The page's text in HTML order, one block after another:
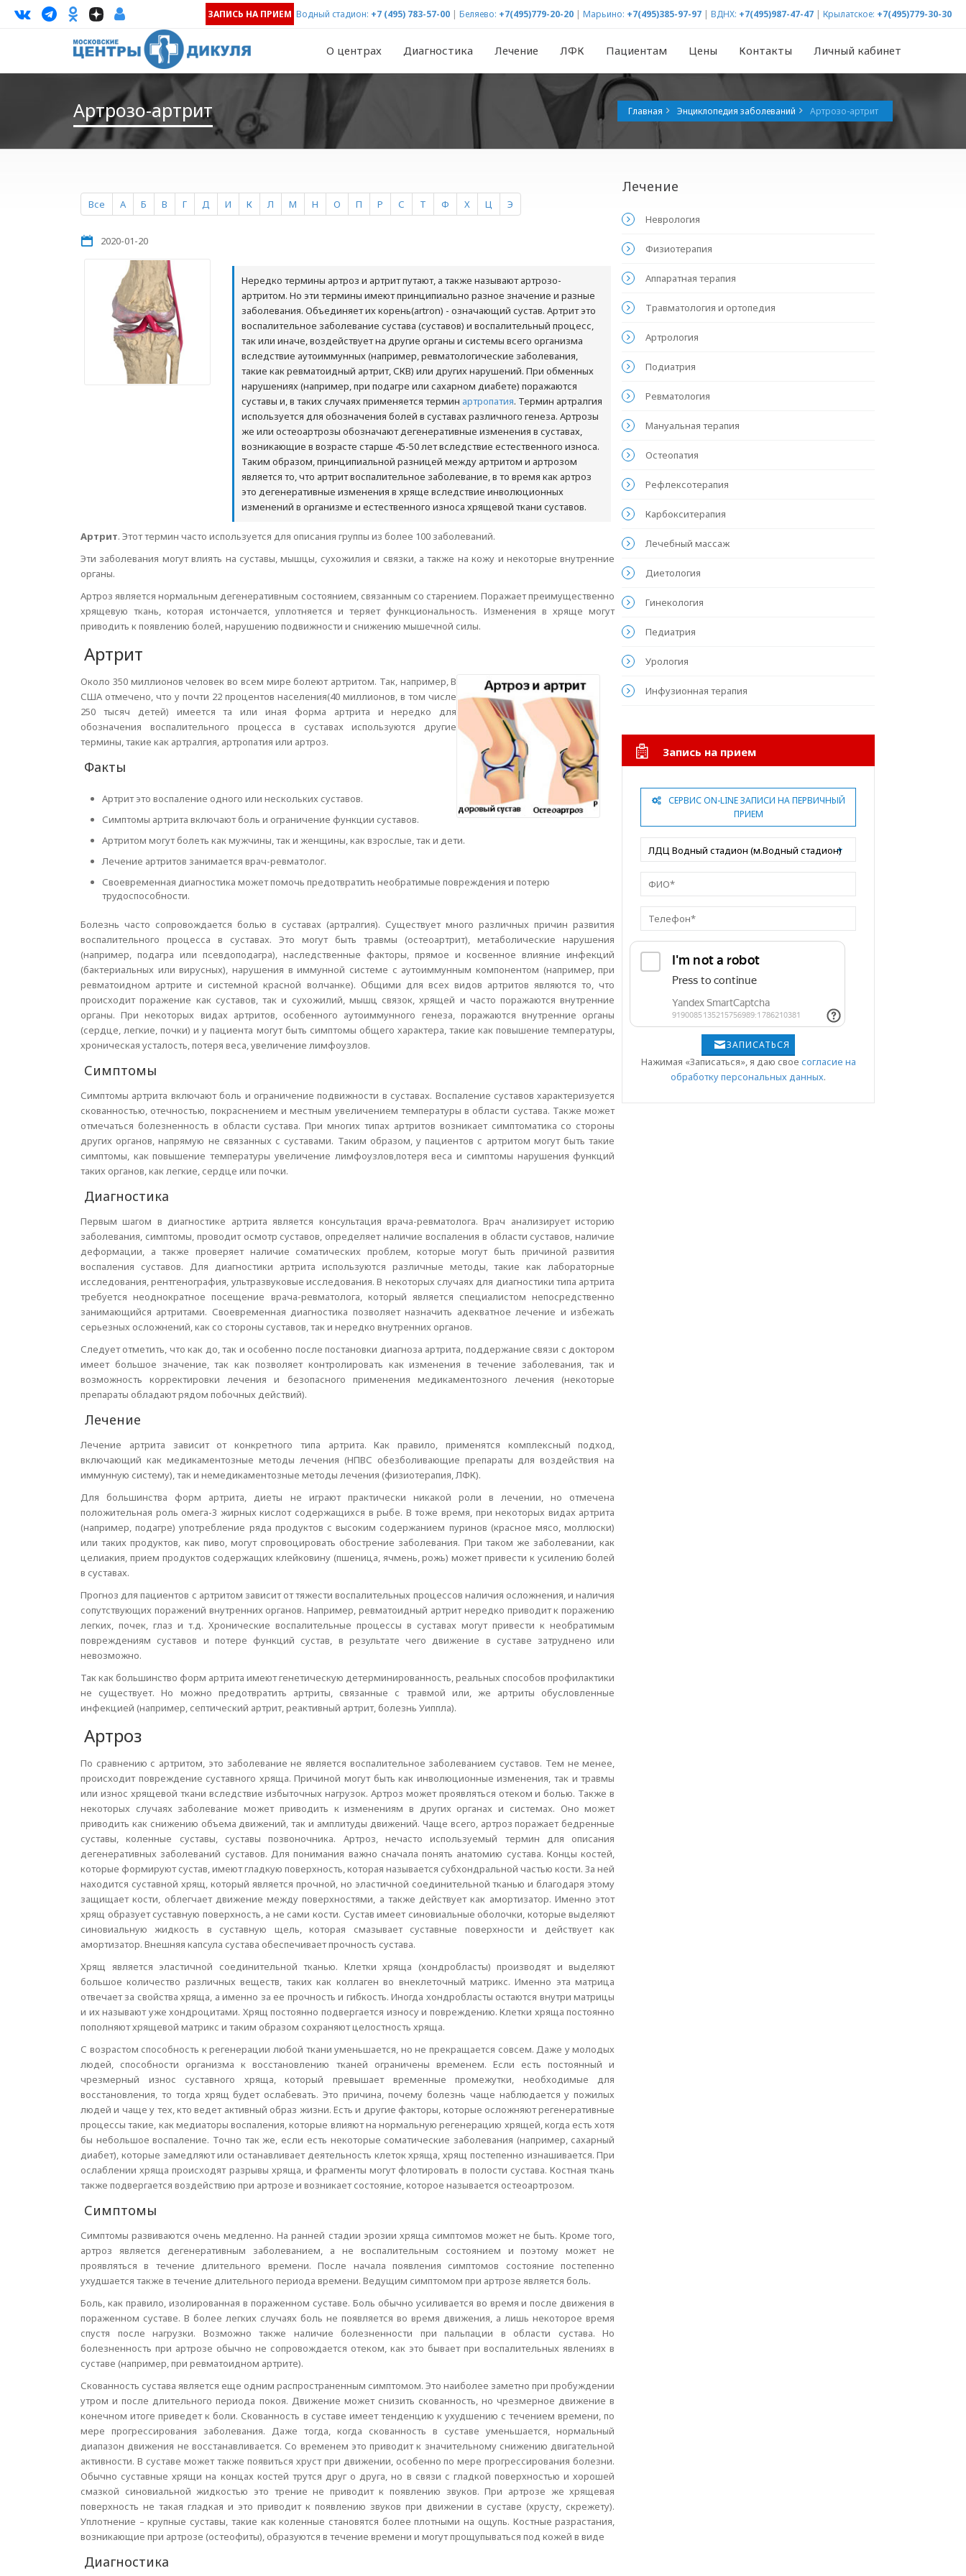
ЗАПИСЬ НА ПРИЕМ Водный стадион: +7 (495) 783-57-00 | Беляево: +7(495)779-20-20 | Марьино: +7(495)385-97-97 | ВДНХ: +7(495)987-47-47 | Крылатское: +7(495)779-30-30
О центрах Диагностика Лечение ЛФК Пациентам Цены Контакты Личный кабинет
Артрозо-артрит Главная Энциклопедия заболеваний Артрозо-артрит
Все А Б В Г Д И К Л М Н О П Р С Т Ф Х Ц Э
2020-01-20
Нередко термины артроз и артрит путают, а также называют артрозо-
артритом. Но эти термины имеют принципиально разное значение и разные
заболевания. Объединяет их корень(artron) - означающий сустав. Артрит это
воспалительное заболевание сустава (суставов) и воспалительный процесс,
так или иначе, воздействует на другие органы и системы всего организма
вследствие аутоиммунных (например, ревматологические заболевания,
такие как ревматоидный артрит, СКВ) или других нарушений. При обменных
нарушениях (например, при подагре или сахарном диабете) поражаются
суставы и, в таких случаях применяется термин артропатия. Термин артралгия
используется для обозначения болей в суставах различного генеза. Артрозы
же или остеоартрозы обозначают дегенеративные изменения в суставах,
возникающие в возрасте старше 45-50 лет вследствие естественного износа.
Таким образом, принципиальной разницей между артритом и артрозом
является то, что артрит воспалительное заболевание, в то время как артроз
это дегенеративные изменения в хряще вследствие инволюционных
изменений в организме и естественного износа хрящевой ткани суставов.
Артрит. Этот термин часто используется для описания группы из более 100 заболеваний.
Эти заболевания могут влиять на суставы, мышцы, сухожилия и связки, а также на кожу и некоторые внутренние
органы.
Артроз является нормальным дегенеративным состоянием, связанным со старением. Поражает преимущественно
хрящевую ткань, которая истончается, уплотняется и теряет функциональность. Изменения в хряще могут
приводить к появлению болей, нарушению подвижности и снижению мышечной силы.
Артрит
Около 350 миллионов человек во всем мире болеют артритом. Так, например, В
США отмечено, что у почти 22 процентов населения(40 миллионов, в том числе
250 тысяч детей) имеется та или иная форма артрита и нередко для
обозначения воспалительного процесса в суставах используются другие
термины, такие как артралгия, артропатия или артроз.
Факты
Артрит это воспаление одного или нескольких суставов.
Симптомы артрита включают боль и ограничение функции суставов.
Артритом могут болеть как мужчины, так и женщины, как взрослые, так и дети.
Лечение артритов занимается врач-ревматолог.
Своевременная диагностика может помочь предотвратить необратимые повреждения и потерю
трудоспособности.
Болезнь часто сопровождается болью в суставах (артралгия). Существует много различных причин развития
воспалительного процесса в суставах. Это могут быть травмы (остеоартрит), метаболические нарушения
(например, подагра или псевдоподагра), наследственные факторы, прямое и косвенное влияние инфекций
(бактериальных или вирусных), нарушения в иммунной системе с аутоиммунным компонентом (например, при
ревматоидном артрите и системной красной волчанке). Общими для всех видов артритов являются то, что
происходит поражение как суставов, так и сухожилий, мышц связок, хрящей и часто поражаются внутренние
органы. При некоторых видах артритов, особенного аутоиммунного генеза, поражаются внутренние органы
(сердце, легкие, почки) и у пациента могут быть симптомы общего характера, такие как повышение температуры,
хроническая усталость, потеря веса, увеличение лимфоузлов.
Симптомы
Симптомы артрита включают боль и ограничение подвижности в суставах. Воспаление суставов характеризуется
скованностью, отечностью, покраснением и местным увеличением температуры в области сустава. Также может
отмечаться болезненность в области сустава. При многих типах артритов возникает симптоматика со стороны
других органов, напрямую не связанных с суставами. Таким образом, у пациентов с артритом могут быть такие
симптомы, как повышение температуры увеличение лимфоузлов,потеря веса и симптомы нарушения функций
таких органов, как легкие, сердце или почки.
Диагностика
Первым шагом в диагностике артрита является консультация врача-ревматолога. Врач анализирует историю
заболевания, симптомы, проводит осмотр суставов, определяет наличие воспаления в области суставов, наличие
деформации, а также проверяет наличие соматических проблем, которые могут быть причиной развития
воспаления суставов. Для диагностики артрита используются различные методы, такие как лабораторные
исследования, рентгенография, ультразвуковые исследования. В некоторых случаях для диагностики типа артрита
требуется неоднократное посещение врача-ревматолога, который является специалистом непосредственно
занимающийся артритами. Своевременная диагностика позволяет назначить адекватное лечение и избежать
серьезных осложнений, как со стороны суставов, так и нередко внутренних органов.
Следует отметить, что как до, так и особенно после постановки диагноза артрита, поддержание связи с доктором
имеет большое значение, так как позволяет контролировать как изменения в течение заболевания, так и
возможность корректировки лечения и безопасного применения медикаментозного лечения (некоторые
препараты обладают рядом побочных действий).
Лечение
Лечение артрита зависит от конкретного типа артрита. Как правило, применятся комплексный подход,
включающий как медикаментозные методы лечения (НПВС обезболивающие препараты для воздействия на
иммунную систему), так и немедикаментозные методы лечения (физиотерапия, ЛФК).
Для большинства форм артрита, диеты не играют практически никакой роли в лечении, но отмечена
положительная роль омега-3 жирных кислот содержащихся в рыбе. В тоже время, при некоторых видах артрита
(например, подагре) употребление ряда продуктов с высоким содержанием пуринов (красное мясо, моллюски)
или таких продуктов, как пиво, могут спровоцировать обострение заболевания. При таком же заболевании, как
целиакия, прием продуктов содержащих клейковину (пшеница, ячмень, рожь) может привести к усилению болей
в суставах.
Прогноз для пациентов с артритом зависит от тяжести воспалительных процессов наличия осложнения, и наличия
сопутствующих поражений внутренних органов. Например, ревматоидный артрит нередко приводит к поражению
легких, почек, глаз и т.д. Хронические воспалительные процессы в суставах могут привести к необратимым
повреждениям суставов и потере функций сустав, в результате чего движение в суставе затруднено или
невозможно.
Так как большинство форм артрита имеют генетическую детерминированность, реальных способов профилактики
не существует. Но можно предотвратить артриты, связанные с травмой или, же артриты обусловленные
инфекцией (например, септический артрит, реактивный артрит, болезнь Уиппла).
Артроз
По сравнению с артритом, это заболевание не является воспалительное заболеванием суставов. Тем не менее,
происходит повреждение суставного хряща. Причиной могут быть как инволюционные изменения, так и травмы
или износ хрящевой ткани вследствие избыточных нагрузок. Артроз может проявляться отеком и болью. Также в
некоторых случаях заболевание может приводить к изменениям в других органах и системах. Оно может
приводить как снижению объема движений, так и амплитуды движений. Чаще всего, артроз поражает бедренные
суставы, коленные суставы, суставы позвоночника. Артроз, нечасто используемый термин для описания
дегенеративных заболеваний суставов. Для понимания важно сначала понять анатомию сустава. Концы костей,
которые формируют сустав, имеют гладкую поверхность, которая называется субхондральной частью кости. За ней
находится суставной хрящ, который является прочной, но эластичной соединительной тканью и благодаря этому
защищает кости, облегчает движение между поверхностями, а также действует как амортизатор. Именно этот
хрящ образует суставную поверхность, а не сами кости. Сустав имеет синовиальные оболочки, которые выделяют
синовиальную жидкость в суставную щель, которая смазывает суставные поверхности и действует как
амортизатор. Внешняя капсула сустава обеспечивает прочность сустава.
Хрящ является эластичной соединительной тканью. Клетки хряща (хондробласты) производят и выделяют
большое количество различных веществ, таких как коллаген во внеклеточный матрикс. Именно эта матрица
отвечает за свойства хряща, а именно за ее прочность и гибкость. Иногда хондробласты остаются внутри матрицы
и их называют уже хондроцитами. Хрящ постоянно подвергается износу и повреждению. Клетки хряща постоянно
пополняют хрящевой матрикс и таким образом сохраняют целостность хряща.
С возрастом способность к регенерации любой ткани уменьшается, но не прекращается совсем. Даже у молодых
людей, способности организма к восстановлению тканей ограничены временем. Если есть постоянный и
чрезмерный износ суставного хряща, который превышает временные промежутки, необходимые для
восстановления, то тогда хрящ будет ослабевать. Это причина, почему болезнь чаще наблюдается у пожилых
людей и чаще у тех, кто ведет активный образ жизни. Есть и другие факторы, которые осложняют регенеративные
процессы такие, как медиаторы воспаления, которые влияют на нормальную регенерацию хрящей, когда есть хотя
бы небольшое воспаление. Точно так же, если есть некоторые соматические заболевания (например, сахарный
диабет), которые замедляют или останавливает деятельность клеток хряща, хрящ постепенно изнашивается. При
ослаблении хряща происходят разрывы хряща, и фрагменты могут флотировать в полости сустава. Костная ткань
также подвергается воздействию при артрозе и возникает состояние, которое называется остеоартрозом.
Симптомы
Симптомы развиваются очень медленно. На ранней стадии эрозии хряща симптомов может не быть. Кроме того,
артроз является дегенеративным заболеванием, а не воспалительным состоянием и поэтому может не
проявляться в течение длительного времени. После начала появления симптомов состояние постепенно
ухудшается также в течение длительного периода времени. Ведущим симптомом при артрозе является боль.
Боль, как правило, изолированная в пораженном суставе. Боль обычно усиливается во время и после движения в
пораженном суставе. В более легких случаях боль не появляется во время движения, а лишь некоторое время
спустя после нагрузки. Возможно также наличие болезненности при пальпации в области сустава. Но
болезненность при артрозе обычно не сопровождается отеком, как это бывает при воспалительных явлениях в
суставе (например, при ревматоидном артрите).
Скованность сустава является еще одним распространенным симптомом. Это наиболее заметно при пробуждении
утром и после длительного периода покоя. Движение может снизить скованность, но чрезмерное движение в
конечном итоге приведет к боли. Скованность в суставе имеет тенденцию к ухудшению с течением времени, по
мере прогрессирования заболевания. Даже тогда, когда скованность в суставе уменьшается, нормальный
диапазон движения не восстанавливается. Со временем это приводит к значительному снижению двигательной
активности. В суставе может также появиться хруст при движении, особенно по мере прогрессирования болезни.
Обычно суставные хрящи на концах костей трутся друг о друга, но в связи с гладкой поверхностью и хорошей
смазкой синовиальной жидкостью это трение не приводит к появлению звуков. При артрозе же хрящевая
поверхность не такая гладкая и это приводит к появлению звуков при движении в суставе (хрусту, скрежету).
Уплотнение – крупные суставы, такие как коленные становятся более плотными на ощупь. Костные разрастания,
возникающие при артрозе (остеофиты), образуются в течение времени и могут прощупываться под кожей в виде
Диагностика
Лечение
Неврология
Физиотерапия
Аппаратная терапия
Травматология и ортопедия
Артрология
Подиатрия
Ревматология
Мануальная терапия
Остеопатия
Рефлексотерапия
Карбокситерапия
Лечебный массаж
Диетология
Гинекология
Педиатрия
Урология
Инфузионная терапия
Запись на прием
СЕРВИС ON-LINE ЗАПИСИ НА ПЕРВИЧНЫЙ
ПРИЕМ
ЗАПИСАТЬСЯ
Нажимая «Записаться», я даю свое согласие на
обработку персональных данных.